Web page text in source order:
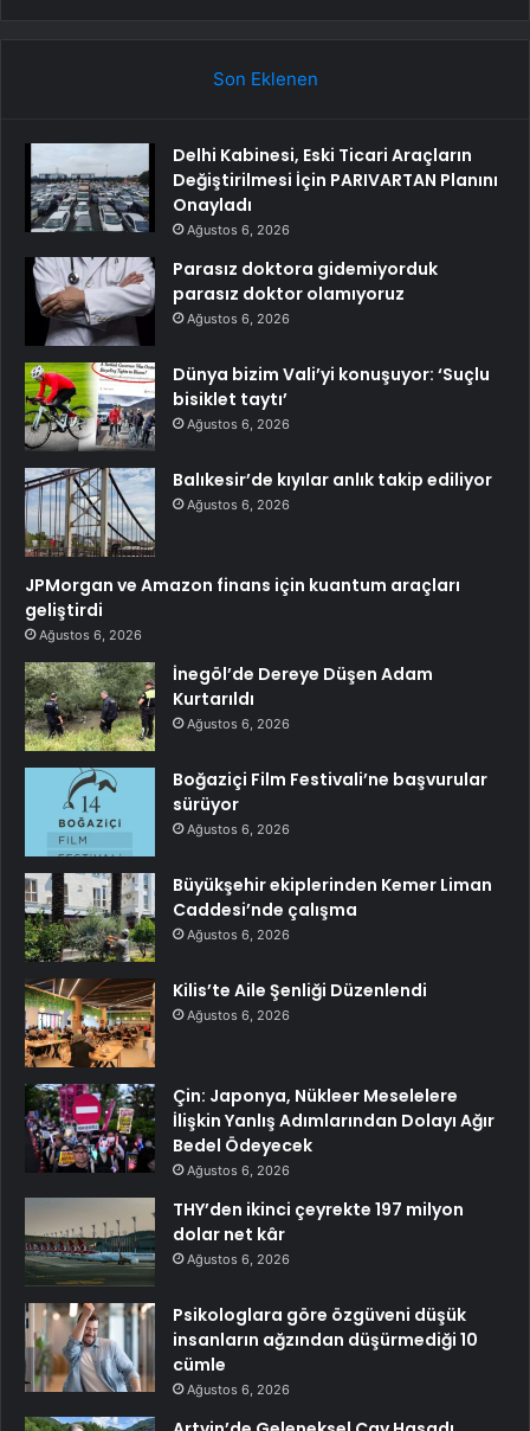
Son Eklenen
Delhi Kabinesi, Eski Ticari Araçların
Değiştirilmesi İçin PARIVARTAN Planını
Onayladı
Ağustos 6, 2026
Parasız doktora gidemiyorduk
parasız doktor olamıyoruz
Ağustos 6, 2026
Dünya bizim Vali’yi konuşuyor: ‘Suçlu
bisiklet taytı’
Ağustos 6, 2026
Balıkesir’de kıyılar anlık takip ediliyor
Ağustos 6, 2026
JPMorgan ve Amazon finans için kuantum araçları
geliştirdi
Ağustos 6, 2026
İnegöl’de Dereye Düşen Adam
Kurtarıldı
Ağustos 6, 2026
Boğaziçi Film Festivali’ne başvurular
sürüyor
Ağustos 6, 2026
Büyükşehir ekiplerinden Kemer Liman
Caddesi’nde çalışma
Ağustos 6, 2026
Kilis’te Aile Şenliği Düzenlendi
Ağustos 6, 2026
Çin: Japonya, Nükleer Meselelere
İlişkin Yanlış Adımlarından Dolayı Ağır
Bedel Ödeyecek
Ağustos 6, 2026
THY’den ikinci çeyrekte 197 milyon
dolar net kâr
Ağustos 6, 2026
Psikologlara göre özgüveni düşük
insanların ağzından düşürmediği 10
cümle
Ağustos 6, 2026